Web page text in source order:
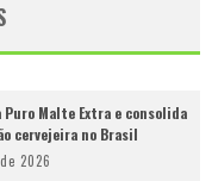
Malte Extra e consolida
cervejeira no Brasil
2026